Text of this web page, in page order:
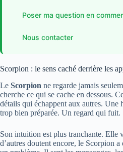
Poser ma question en
Nous contacter
Scorpion : le sens caché derrière les
Le Scorpion ne regarde jamais
cherche ce qui se cache en dessous.
détails qui échappent aux autres. Une
trop bien préparée. Un regard qui fuit.
Son intuition est plus tranchante. Elle
d’autres doutent encore, le Scorpion